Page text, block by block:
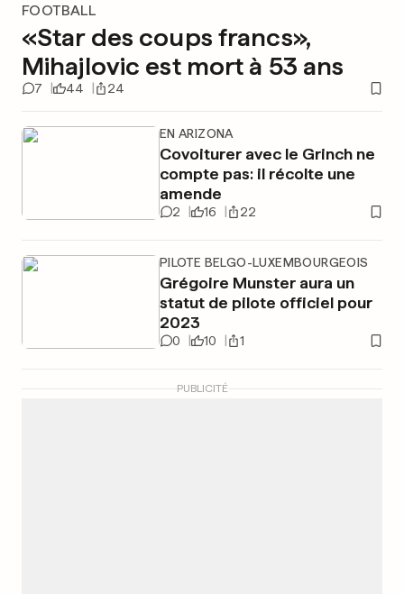
FOOTBALL
«Star des coups francs»,
Mihajlovic est mort à 53 ans
7 44 24
EN ARIZONA
Covoiturer avec le Grinch ne
compte pas: il récolte une
amende
2 16 22
PILOTE BELGO-LUXEMBOURGEOIS
Grégoire Munster aura un
statut de pilote officiel pour
2023
0 10 1
PUBLICITÉ